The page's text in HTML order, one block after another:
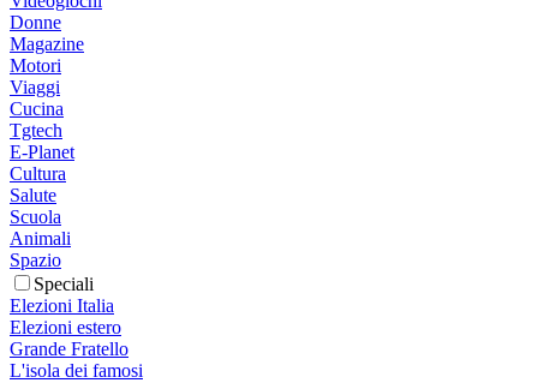
Donne
Magazine
Motori
Viaggi
Cucina
Tgtech
E-Planet
Cultura
Salute
Scuola
Animali
Spazio
Speciali
Elezioni Italia
Elezioni estero
Grande Fratello
L'isola dei famosi